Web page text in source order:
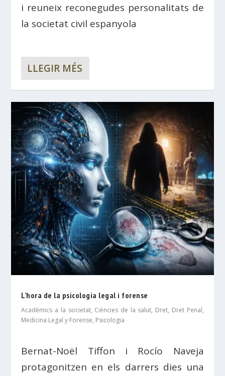
i reuneix reconegudes personalitats de
la societat civil espanyola
LLEGIR MÉS
L’hora de la psicologia legal i forense
Acadèmics a la societat, Ciències de la salut, Dret, Dret Penal,
Medicina Legal y Forense, Psicologia
Bernat-Noël Tiffon i Rocío Naveja
protagonitzen en els darrers dies una